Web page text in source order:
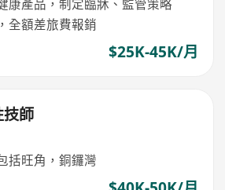
康產品，制定臨牀、監管策略
全額差旅費報銷
$25K-45K/月
師
括旺角，銅鑼灣